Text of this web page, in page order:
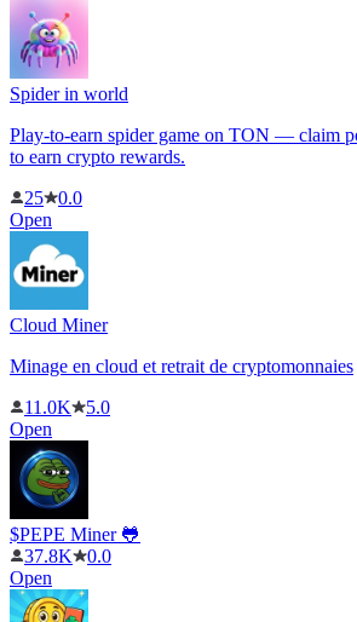
Spider in world
Play-to-earn spider game on TON — claim
to earn crypto rewards.
25
0.0
Open
Cloud Miner
Minage en cloud et retrait de cryptomonnaies
11.0K
5.0
Open
$PEPE Miner 🐸
37.8K
0.0
Open